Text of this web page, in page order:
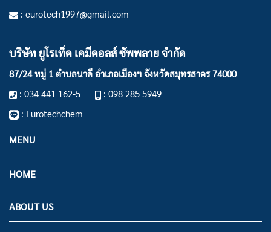
: eurotech1997@gmail.com
บริษัท ยูโรเท็ค เคมีคอลส์ ซัพพลาย จำกัด
87/24 หมู่ 1 ตำบลนาดี อำเภอเมืองฯ จังหวัดสมุทรสาคร 74000
: 034 441 162-5 : 098 285 5949
: Eurotechchem
MENU
HOME
ABOUT US